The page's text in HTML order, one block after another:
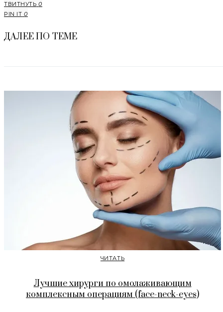
ТВИТНУТЬ 0
PIN IT 0
ДАЛЕЕ ПО ТЕМЕ
ЧИТАТЬ
Лучшие хирурги по омолаживающим
комплексным операциям (face-neck-eyes)